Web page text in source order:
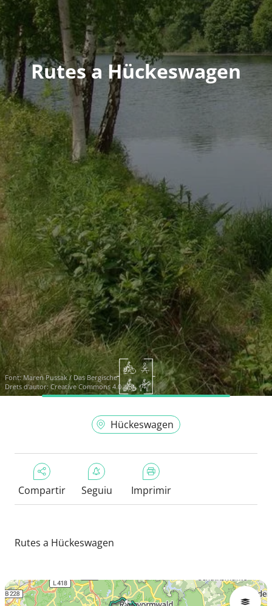
Rutes a Hückeswagen
Font: Maren Pussak / Das Bergische
Drets d'autor: Creative Commons 4.0
Hückeswagen
Compartir Seguiu Imprimir
Rutes a Hückeswagen